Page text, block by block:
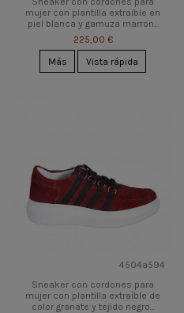
mujer con plantilla extraible en
piel blanca y gamuza marron...
225,00 €
Más
Vista rápida
4504a594
Sneaker con cordones para
mujer con plantilla extraíble de
color granate y tejido negro...